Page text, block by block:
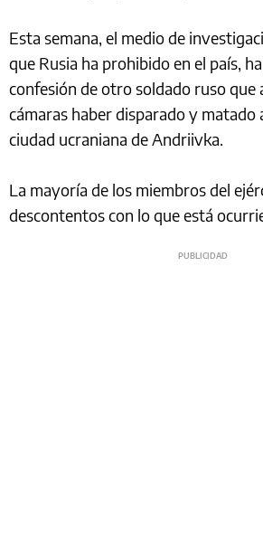
Esta semana, el medio de
que Rusia ha prohibido en el país,
confesión de otro soldado ruso que
cámaras haber disparado y matado
ciudad ucraniana de Andriivka.
La mayoría de los miembros del
descontentos con lo que está